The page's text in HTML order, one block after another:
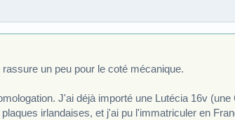
un peu pour le coté mécanique.
J'ai déjà importé une Lutécia 16v (une
irlandaises, et j'ai pu l'immatriculer en